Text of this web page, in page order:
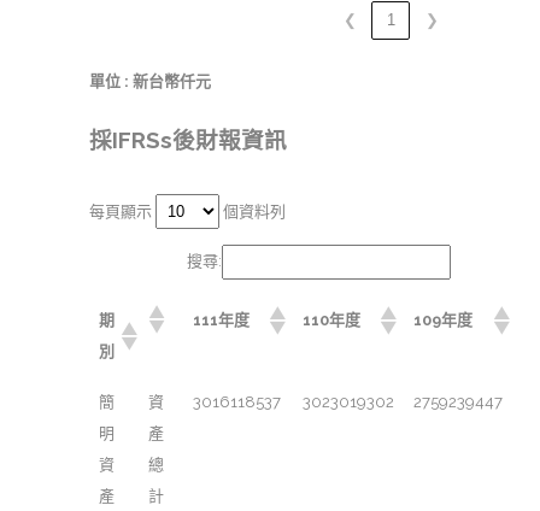
❮ 1 ❯
單位 : 新台幣仟元
採IFRSs後財報資訊
每頁顯示 個資料列
搜尋:
期
別
111年度 110年度 109年度
簡
明
資
產
資
產
總
計
3016118537 3023019302 2759239447